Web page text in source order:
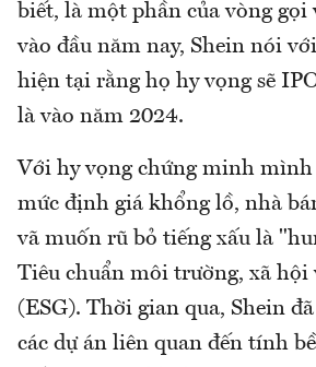
biết, là một phần của vòng
vào đầu năm nay, Shein nói
hiện tại rằng họ hy vọng sẽ
là vào năm 2024.
Với hy vọng chứng minh mình
mức định giá khổng lồ, nhà
vã muốn rũ bỏ tiếng xấu là
Tiêu chuẩn môi trường, xã hội
(ESG). Thời gian qua, Shein
các dự án liên quan đến tính